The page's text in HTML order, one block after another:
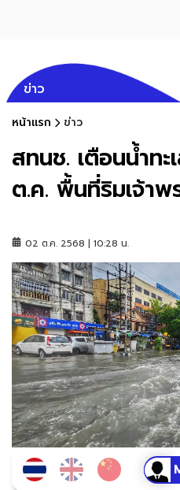
ข่าว
หน้าแรก ข่าว
สทนช. เตือนน้ำท
ต.ค. พื้นที่ริมเจ้าพ
02 ต.ค. 2568 | 10:28 น.